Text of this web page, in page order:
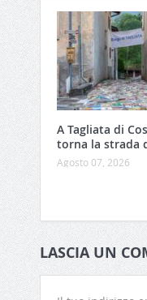
A Tagliata di
torna la strada
Agosto 07, 2026
LASCIA UN